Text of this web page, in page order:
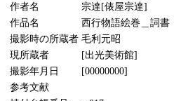
作者名
宗達[俵屋宗達]
作品名
西行物語絵巻＿詞書
撮影時の所蔵者 毛利元昭
現所蔵者
[出光美術館]
撮影年月日
[00000000]
参考文献